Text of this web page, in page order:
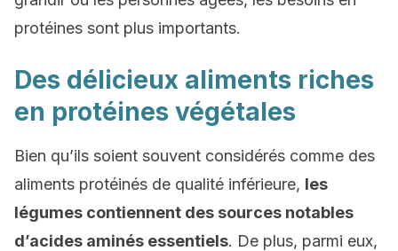
protéines sont plus importants.
Des délicieux aliments riches
en protéines végétales
Bien qu’ils soient souvent considérés comme des
aliments protéinés de qualité inférieure, les
légumes contiennent des sources notables
d’acides aminés essentiels. De plus, parmi eux,